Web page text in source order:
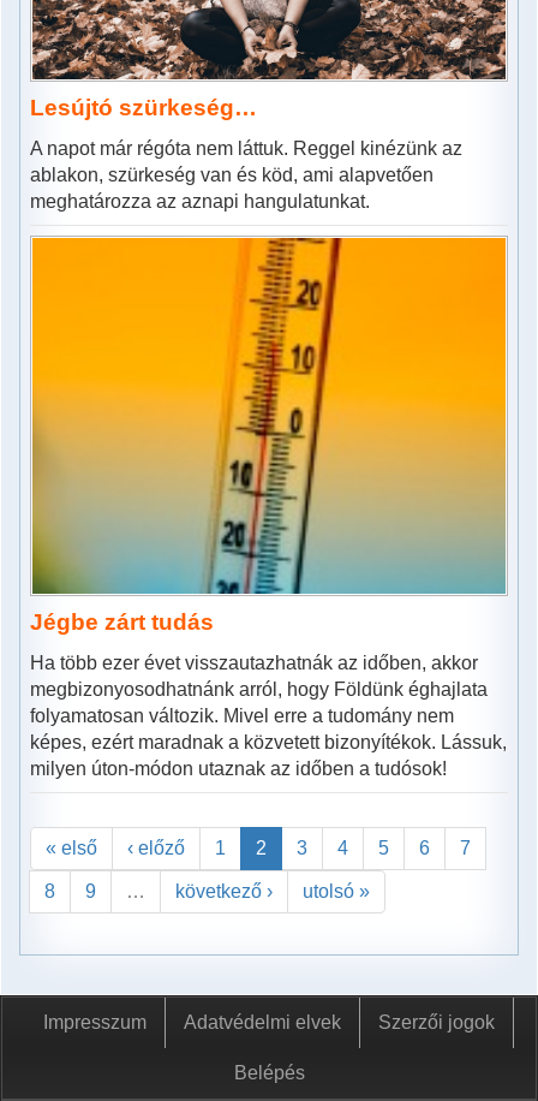
Lesújtó szürkeség…
A napot már régóta nem láttuk. Reggel kinézünk az
ablakon, szürkeség van és köd, ami alapvetően
meghatározza az aznapi hangulatunkat.
Jégbe zárt tudás
Ha több ezer évet visszautazhatnák az időben, akkor
megbizonyosodhatnánk arról, hogy Földünk éghajlata
folyamatosan változik. Mivel erre a tudomány nem
képes, ezért maradnak a közvetett bizonyítékok. Lássuk,
milyen úton-módon utaznak az időben a tudósok!
« első ‹ előző 1 2 3 4 5 6 7
8 9 … következő › utolsó »
Impresszum Adatvédelmi elvek Szerzői jogok
Belépés